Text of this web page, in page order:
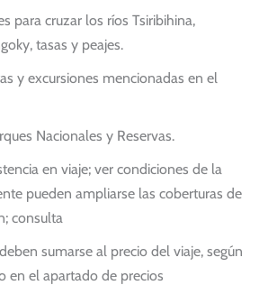
para cruzar los ríos Tsiribihina,
tasas y peajes.
y excursiones mencionadas en el
Nacionales y Reservas.
en viaje; ver condiciones de la
pueden ampliarse las coberturas de
consulta
sumarse al precio del viaje, según
en el apartado de precios